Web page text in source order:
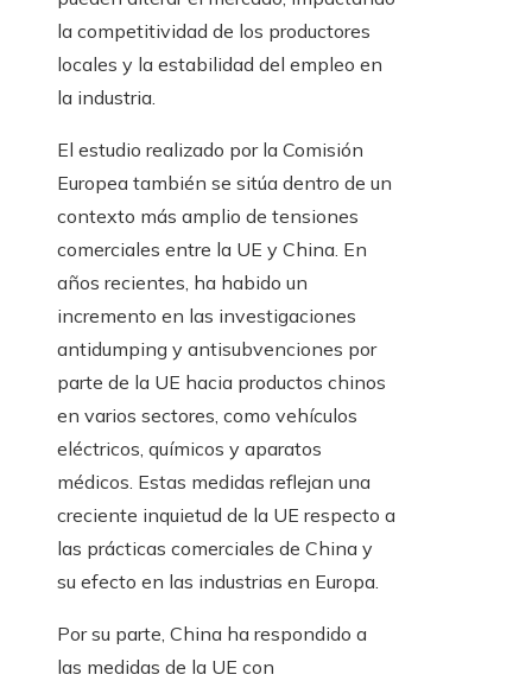
la competitividad de los productores
locales y la estabilidad del empleo en
la industria.
El estudio realizado por la Comisión
Europea también se sitúa dentro de un
contexto más amplio de tensiones
comerciales entre la UE y China. En
años recientes, ha habido un
incremento en las investigaciones
antidumping y antisubvenciones por
parte de la UE hacia productos chinos
en varios sectores, como vehículos
eléctricos, químicos y aparatos
médicos. Estas medidas reflejan una
creciente inquietud de la UE respecto a
las prácticas comerciales de China y
su efecto en las industrias en Europa.
Por su parte, China ha respondido a
las medidas de la UE con